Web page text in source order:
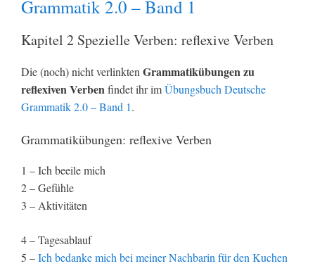
Grammatik 2.0 – Band 1
Kapitel 2 Spezielle Verben: reflexive Verben
Die (noch) nicht verlinkten Grammatikübungen zu
reflexiven Verbenfindet ihr imÜbungsbuch Deutsche
Grammatik 2.0 – Band 1.
Grammatikübungen: reflexive Verben
1 – Ich beeile mich
2 – Gefühle
3 – Aktivitäten
4 – Tagesablauf
5 –Ich bedanke mich bei meiner Nachbarin für den Kuchen